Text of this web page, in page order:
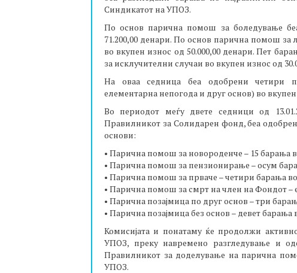
Синдикатот на УПОЗ.
По основ парична помош за боледување
71.200,00 денари. По основ парична помош
во вкупен износ од 50.000,00 денари. Пет
за исклучителни случаи во вкупен износ од
На оваа седница беа одобрени четири
елементарна непогода и друг основ) во
Во периодот меѓу двете седници од
Правилникот за Солидарен фонд, беа
основи:
• Парична помош за новороденче – 15 барања
• Парична помош за пензионирање – осум
• Парична помош за прваче – четири барања
• Парична помош за смрт на член на Фондот –
• Парична позајмица по друг основ – три
• Парична позајмица без основ – девет барања
Комисијата и понатаму ќе продолжи
УПОЗ, преку навремено разгледување и
Правилникот за доделување на парична
УПОЗ.